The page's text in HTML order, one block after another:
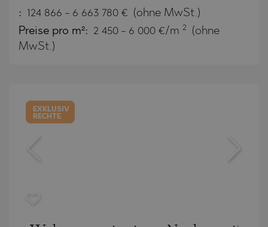
: 124 866 - 6 663 780 € (ohne MwSt.)
Preise pro m²: 2 450 - 6 000 €/m 2
(ohne
MwSt.)
EXKLUSIV
RECHTE